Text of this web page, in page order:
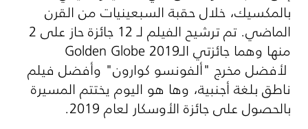
بالمكسيك، خلال حقبة السبعينيات من القرن
الماضي. تم ترشيح الفيلم لـ 12 جائزة حاز على 2
منها وهما جائزتي الـGolden Globe 2019
لأفضل مخرج "ألفونسو كوارون" وأفضل فيلم
ناطق بلغة أجنبية، وها هو اليوم يختتم المسيرة
بالحصول على جائزة الأوسكار لعام 2019.